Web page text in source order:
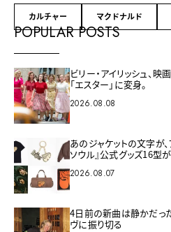
カルチャー マクドナルド
POPULAR POSTS
ビリー・アイリッシュ、
「エスター」に変身。
2026.08.08
あのジャケットの文字が、
ソウル』公式グッズ16型
2026.08.07
4日前の新曲は静かだっ
ヴに振り切る